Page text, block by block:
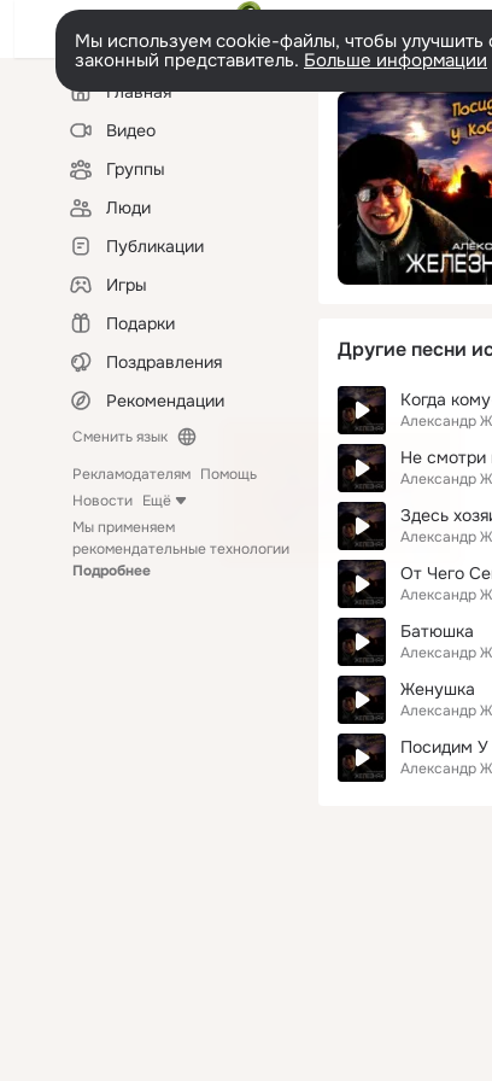
Мы используем cookie-файлы, чтобы улучшить
законный представитель. Больше информации
Левая
колонкаГлавная
Видео
Группы
Люди
Публикации
Игры
Подарки
Поздравления
Рекомендации
Сменить язык
Рекламодателям Помощь
Новости Ещё
Мы применяем
рекомендательные технологии
Подробнее
Другие песни
Когда
Александр
Не смотри
Александр
Здесь
Александр
От Чего
Александр
Батюшка
Александр
Женушка
Александр
Посидим У
Александр